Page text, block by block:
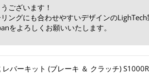
ございます！
ングにも合わせやすいデザインの
をよろしくお願いいたします。
レバーキット (ブレーキ ＆ クラッチ)